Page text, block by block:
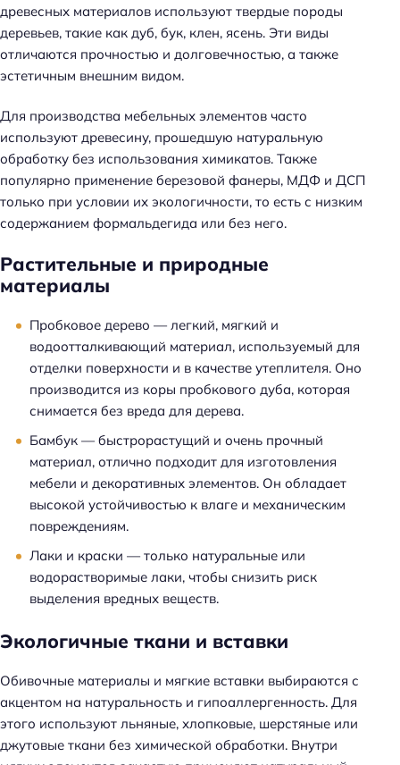
древесных материалов используют твердые породы
деревьев, такие как дуб, бук, клен, ясень. Эти виды
отличаются прочностью и долговечностью, а также
эстетичным внешним видом.
Для производства мебельных элементов часто
используют древесину, прошедшую натуральную
обработку без использования химикатов. Также
популярно применение березовой фанеры, МДФ и ДСП
только при условии их экологичности, то есть с низким
содержанием формальдегида или без него.
Растительные и природные
материалы
Пробковое дерево — легкий, мягкий и
водоотталкивающий материал, используемый для
отделки поверхности и в качестве утеплителя. Оно
производится из коры пробкового дуба, которая
снимается без вреда для дерева.
Бамбук — быстрорастущий и очень прочный
материал, отлично подходит для изготовления
мебели и декоративных элементов. Он обладает
высокой устойчивостью к влаге и механическим
повреждениям.
Лаки и краски — только натуральные или
водорастворимые лаки, чтобы снизить риск
выделения вредных веществ.
Экологичные ткани и вставки
Обивочные материалы и мягкие вставки выбираются с
акцентом на натуральность и гипоаллергенность. Для
этого используют льняные, хлопковые, шерстяные или
джутовые ткани без химической обработки. Внутри